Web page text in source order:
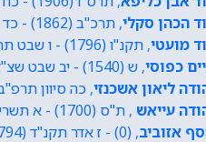
הכהן סקלי, תרכ"ב (1862) - כד אייר תש"ח (1948)
מועטי, תקנ"ו (1796) - ו שבט תרמ"ב (1882)
כפוסי, ש (1540) - יב שבט שצ"א (1631)
ליאון אשכנזי, כה סיוון תרפ"ב (1922) - ט חשוון תשנ"ז
עייאש , ת"ס (1700) - א תשרי תקכ"א (1761)
אזוביב, (0) - ז אדר תקנ"ד (1794)